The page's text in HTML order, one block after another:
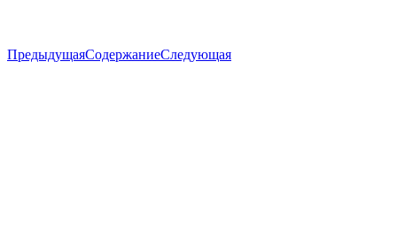
ПредыдущаяСодержаниеСледующая